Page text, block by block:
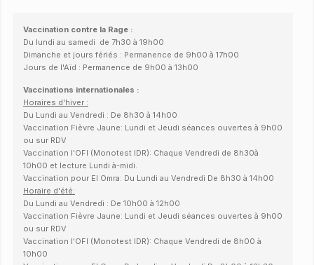
Vaccination contre la Rage :
Du lundi au samedi de 7h30 à 19h00
Dimanche et jours fériés : Permanence de 9h00 à 17h00
Jours de l'Aïd : Permanence de 9h00 à 13h00
Vaccinations internationales :
Horaires d'hiver :
Du Lundi au Vendredi : De 8h30 à 14h00
Vaccination Fièvre Jaune: Lundi et Jeudi séances ouvertes à 9h00
ou sur RDV
Vaccination l'OFI (Monotest IDR): Chaque Vendredi de 8h30à
10h00 et lecture Lundi à-midi.
Vaccination pour El Omra: Du Lundi au Vendredi De 8h30 à 14h00
Horaire d'été:
Du Lundi au Vendredi : De 10h00 à 12h00
Vaccination Fièvre Jaune: Lundi et Jeudi séances ouvertes à 9h00
ou sur RDV
Vaccination l'OFI (Monotest IDR): Chaque Vendredi de 8h00 à
10h00